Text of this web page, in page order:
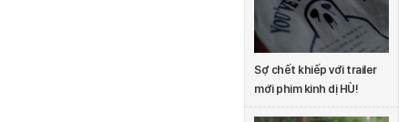
Sợ chết khiếp với trailer
mới phim kinh dị HÙ!